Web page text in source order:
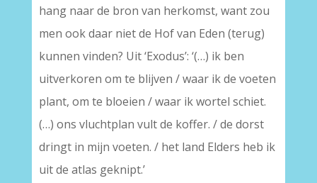
hang naar de bron van herkomst, want zou
men ook daar niet de Hof van Eden (terug)
kunnen vinden? Uit ‘Exodus’: ‘(…) ik ben
uitverkoren om te blijven / waar ik de voeten
plant, om te bloeien / waar ik wortel schiet.
(…) ons vluchtplan vult de koffer. / de dorst
dringt in mijn voeten. / het land Elders heb ik
uit de atlas geknipt.’